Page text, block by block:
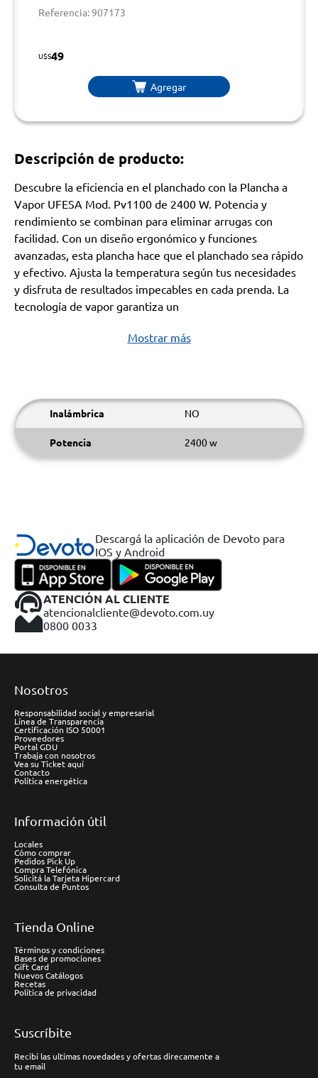
Referencia: 907173
U$S49
Agregar
Descripción de producto:
Descubre la eficiencia en el planchado con la Plancha a
Vapor UFESA Mod. Pv1100 de 2400 W. Potencia y
rendimiento se combinan para eliminar arrugas con
facilidad. Con un diseño ergonómico y funciones
avanzadas, esta plancha hace que el planchado sea rápido
y efectivo. Ajusta la temperatura según tus necesidades
y disfruta de resultados impecables en cada prenda. La
tecnología de vapor garantiza un
Mostrar más
Inalámbrica NO
Potencia 2400 w
Descargá la aplicación de Devoto para
IOS y Android
ATENCIÓN AL CLIENTE
atencionalcliente@devoto.com.uy
0800 0033
Nosotros
Responsabilidad social y empresarial
Línea de Transparencia
Certificación ISO 50001
Proveedores
Portal GDU
Trabaja con nosotros
Vea su Ticket aquí
Contacto
Política energética
Información útil
Locales
Cómo comprar
Pedidos Pick Up
Compra Telefónica
Solicitá la Tarjeta Hipercard
Consulta de Puntos
Tienda Online
Términos y condiciones
Bases de promociones
Gift Card
Nuevos Catálogos
Recetas
Política de privacidad
Suscríbite
Recibí las ultimas novedades y ofertas direcamente a
tu email